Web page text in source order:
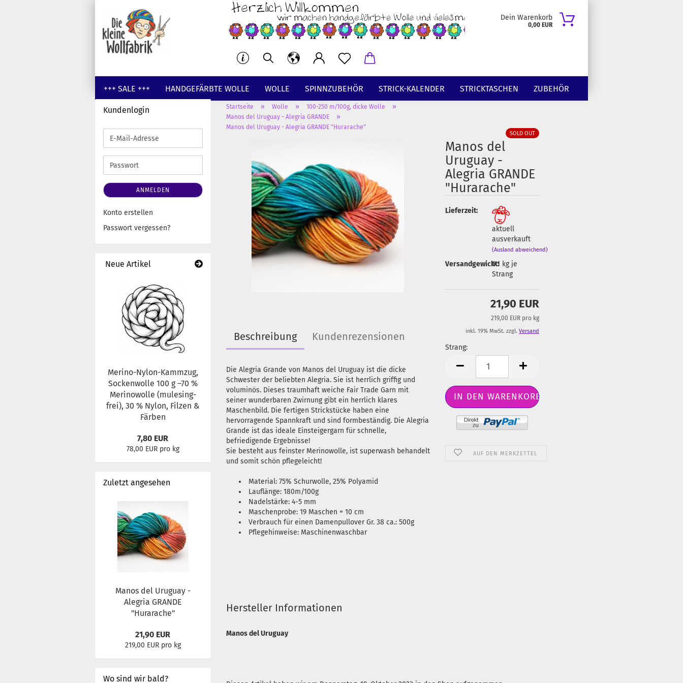
Dein Warenkorb
0,00 EUR
+++ SALE +++ HANDGEFÄRBTE WOLLE WOLLE SPINNZUBEHÖR STRICK-KALENDER STRICKTASCHEN ZUBEHÖR
GUTSCHEINE WOLLE UNGEFÄRBT
Startseite » Wolle » 100-250 m/100g, dicke Wolle »
Manos del Uruguay - Alegria GRANDE »
Manos del Uruguay - Alegria GRANDE "Hurarache"
SOLD OUT
Manos del
Uruguay -
Alegria GRANDE
"Hurarache"
Lieferzeit:
aktuell
ausverkauft
(Ausland abweichend)
Versandgewicht:
0.1 kg je
Strang
21,90 EUR
219,00 EUR pro kg
inkl. 19% MwSt. zzgl.Versand
Strang:
Strang
AUF DEN MERKZETTEL
Beschreibung Kundenrezensionen
Die Alegria Grande von Manos del Uruguay ist die dicke
Schwester der beliebten Alegria. Sie ist herrlich griffig und
voluminös. Dieses traumhaft weiche Fair Trade Garn mit
seiner wunderbaren Zwirnung gibt ein herrlich klares
Maschenbild. Die fertigen Strickstücke haben eine
hervorragende Spannkraft und sind formbeständig. Die Alegria
Grande ist das ideale Einsteigergarn für schnelle,
befriedigende Ergebnisse!
Sie besteht aus feinster Merinowolle, ist superwash behandelt
und somit schön pflegeleicht!
Material: 75% Schurwolle, 25% Polyamid
Lauflänge: 180m/100g
Nadelstärke: 4-5 mm
Maschenprobe: 19 Maschen = 10 cm
Verbrauch für einen Damenpullover Gr. 38 ca.: 500g
Pflegehinweise: Maschinenwaschbar
Hersteller Informationen
Manos del Uruguay
Kundenlogin
E-
Mail-
Adresse
Passwort
ANMELDEN
Konto erstellen
Passwort vergessen?
Neue Artikel
Merino-Nylon-Kammzug,
Sockenwolle 100 g –70 %
Merinowolle (mulesing-
frei), 30 % Nylon, Filzen &
Färben
7,80 EUR
78,00 EUR pro kg
Zuletzt angesehen
Manos del Uruguay -
Alegria GRANDE
"Hurarache"
21,90 EUR
219,00 EUR pro kg
Wo sind wir bald?